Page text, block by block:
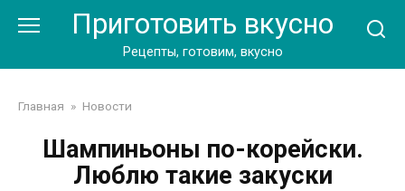
Приготовить вкусно
Рецепты, готовим, вкусно
Главная » Новости
Шампиньоны по-корейски.
Люблю такие закуски